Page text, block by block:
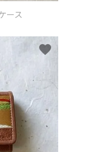
ース
favorite